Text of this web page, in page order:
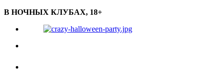
В НОЧНЫХ КЛУБАХ, 18+